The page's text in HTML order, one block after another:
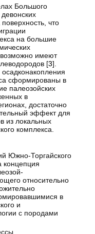
Большого
что
на большие
имеют
[3].
сформированы в
палеозойских
в
достаточно
эффект для
из локальных
комплекса.
Южно-Торгайского
концепция
относительно
в
и
с породами